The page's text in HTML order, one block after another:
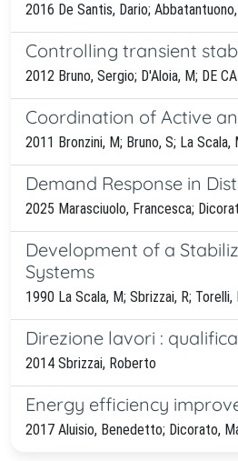
2016 De Santis, Dario;
Controlling transient
2012 Bruno, Sergio; D'Aloia, M; DE
Coordination of Active
2011 Bronzini, M; Bruno, S; La Scala,
Demand Response in
2025 Marasciuolo, Francesca;
Development of a
Systems
1990 La Scala, M; Sbrizzai, R; Torelli,
Direzione lavori :
2014 Sbrizzai, Roberto
Energy efficiency
2017 Aluisio, Benedetto; Dicorato,